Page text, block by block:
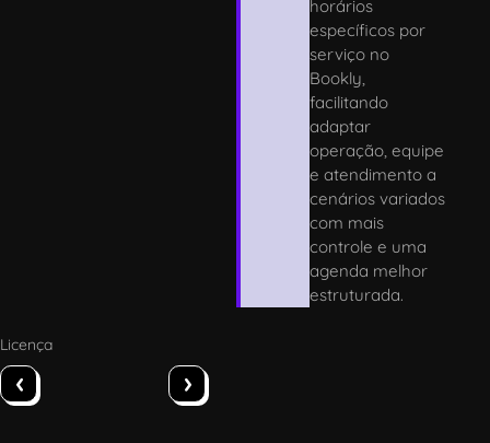
horários
específicos por
serviço no
Bookly,
facilitando
adaptar
operação, equipe
e atendimento a
cenários variados
com mais
controle e uma
agenda melhor
estruturada.
Licença
‹ ›